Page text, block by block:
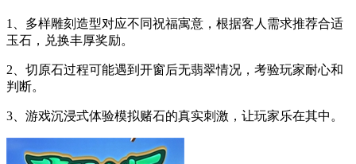
1、多样雕刻造型对应不同祝福寓意，根据客人需求推荐合适
玉石，兑换丰厚奖励。
2、切原石过程可能遇到开窗后无翡翠情况，考验玩家耐心和
判断。
3、游戏沉浸式体验模拟赌石的真实刺激，让玩家乐在其中。